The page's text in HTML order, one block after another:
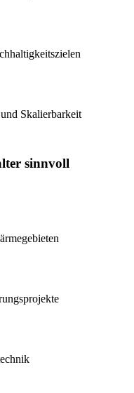
Skalierbarkeit
sinnvoll